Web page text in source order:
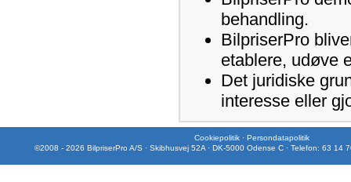
behandling.
BilpriserPro
etablere, udøve
Det juridiske
interesse eller
Cookiepolitik · Persondatapolitik
©2008 - 2026 BilpriserPro A/S · Skibhusvej 52A · DK-5000 Odense C · Telefon: 63 14